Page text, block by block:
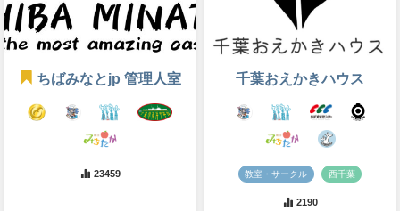
ちばみなとjp 管理人室
23459
千葉おえかきハウス
教室・サークル 西千葉
2190